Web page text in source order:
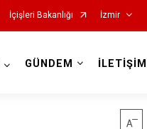
İçişleri Bakanlığı İzmir
GÜNDEM İLETİŞİM